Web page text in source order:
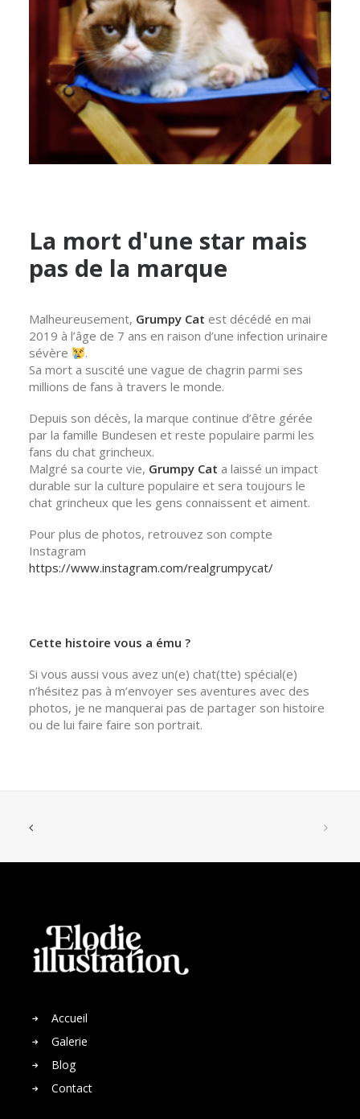
La mort d'une star mais
pas de la marque
Malheureusement, Grumpy Cat est décédé en mai
2019 à l’âge de 7 ans en raison d’une infection urinaire
sévère
.
Sa mort a suscité une vague de chagrin parmi ses
millions de fans à travers le monde.
Depuis son décès, la marque continue d’être gérée
par la famille Bundesen et reste populaire parmi les
fans du chat grincheux.
Malgré sa courte vie, Grumpy Cat a laissé un impact
durable sur la culture populaire et sera toujours le
chat grincheux que les gens connaissent et aiment.
Pour plus de photos, retrouvez son compte
Instagram
https://www.instagram.com/realgrumpycat/
Cette histoire vous a ému ?
Si vous aussi vous avez un(e) chat(tte) spécial(e)
n’hésitez pas à m’envoyer ses aventures avec des
photos, je ne manquerai pas de partager son histoire
ou de lui faire faire son portrait.
Accueil
Galerie
Blog
Contact